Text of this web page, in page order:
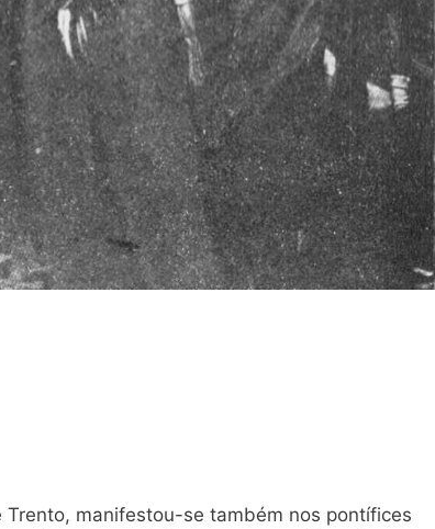
manifestou-se também nos pontífices